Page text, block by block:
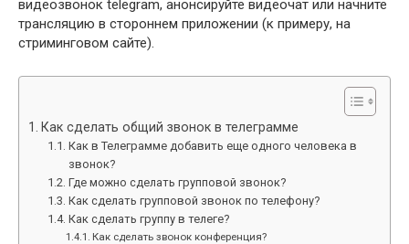
видеозвонок telegram, анонсируйте видеочат или начните
трансляцию в стороннем приложении (к примеру, на
стриминговом сайте).
Как сделать общий звонок в телеграмме
Как в Телеграмме добавить еще одного человека в
звонок?
Где можно сделать групповой звонок?
Как сделать групповой звонок по телефону?
Как сделать группу в телеге?
Как сделать звонок конференция?